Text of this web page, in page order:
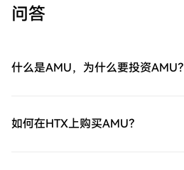
问答
什么是AMU，为什么要投资AMU？
如何在HTX上购买AMU？